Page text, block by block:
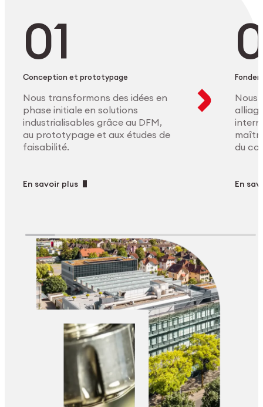
Conception et prototypage
Nous transformons des idées en
phase initiale en solutions
industrialisables grâce au DFM,
au prototypage et aux études de
faisabilité.
En savoir plus
Nous
du
En